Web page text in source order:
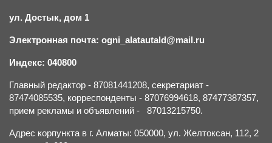
ул. Достык, дом 1
Электронная почта: ogni_alatautald@mail.ru
Индекс: 040800
Главный редактор - 87081441208, секретариат -
87474085535, корреспонденты - 87076994618, 87477387357,
прием рекламы и объявлений - 87013215750.
Адрес корпункта в г. Алматы: 050000, ул. Желтоксан, 112, 2